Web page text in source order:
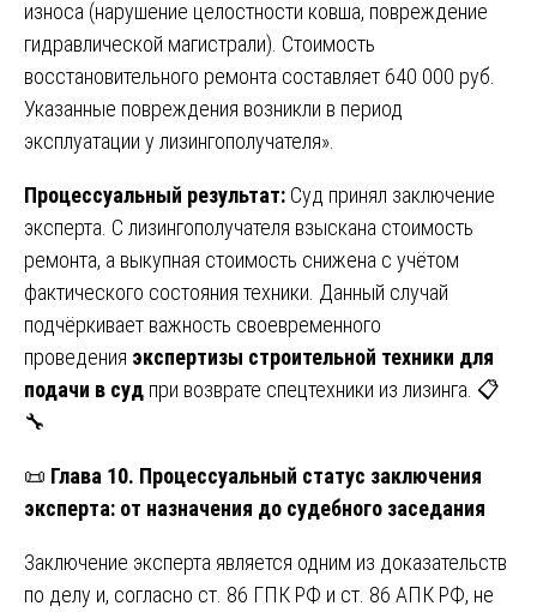
износа (нарушение целостности ковша, повреждение
гидравлической магистрали). Стоимость
восстановительного ремонта составляет 640 000 руб.
Указанные повреждения возникли в период
эксплуатации у лизингополучателя».
Процессуальный результат: Суд принял заключение
эксперта. С лизингополучателя взыскана стоимость
ремонта, а выкупная стоимость снижена с учётом
фактического состояния техники. Данный случай
подчёркивает важность своевременного
проведения экспертизы строительной техники для
подачи в суд при возврате спецтехники из лизинга. 📋
🔧
📜 Глава 10. Процессуальный статус заключения
эксперта: от назначения до судебного заседания
Заключение эксперта является одним из доказательств
по делу и, согласно ст. 86 ГПК РФ и ст. 86 АПК РФ, не